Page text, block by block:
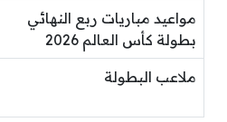
مواعيد مباريات ربع النهائي
بطولة كأس العالم 2026
ملاعب البطولة